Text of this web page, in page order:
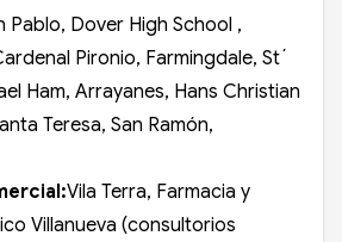
Pablo, Dover High School ,
Pironio, Farmingdale, St´
Ham, Arrayanes, Hans Christian
Teresa, San Ramón,
Vila Terra, Farmacia y
Villanueva (consultorios